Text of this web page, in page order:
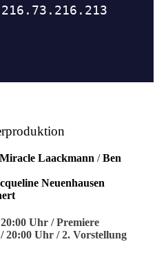
Miracle Laackmann /Ben
Neuenhausen
Uhr / Premiere
20:00 Uhr / 2. Vorstellung